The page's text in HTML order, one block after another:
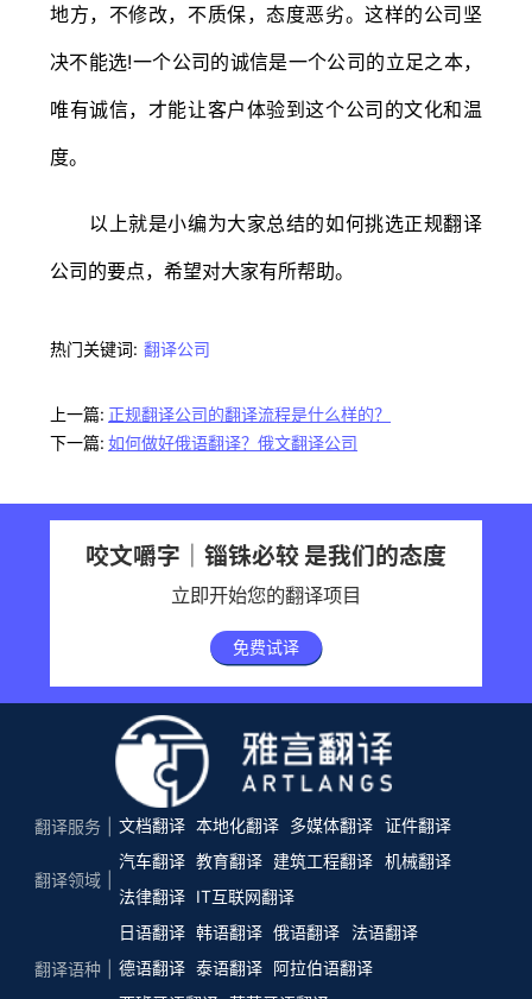
地方，不修改，不质保，态度恶劣。这样的公司坚
决不能选!一个公司的诚信是一个公司的立足之本，
唯有诚信，才能让客户体验到这个公司的文化和温
度。
以上就是小编为大家总结的如何挑选正规翻译
公司的要点，希望对大家有所帮助。
热门关键词: 翻译公司
上一篇: 正规翻译公司的翻译流程是什么样的？
下一篇: 如何做好俄语翻译？俄文翻译公司
咬文嚼字｜锱铢必较 是我们的态度
立即开始您的翻译项目
免费试译
翻译服务 文档翻译 本地化翻译 多媒体翻译 证件翻译
翻译领域
汽车翻译 教育翻译 建筑工程翻译 机械翻译
法律翻译
IT互联网翻译
翻译语种
日语翻译 韩语翻译 俄语翻译
法语翻译
德语翻译 泰语翻译 阿拉伯语翻译